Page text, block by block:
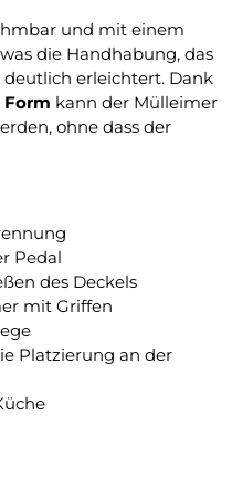
und mit einem
die Handhabung, das
erleichtert. Dank
kann der Mülleimer
ohne dass der
Pedal
des Deckels
mit Griffen
Platzierung an der